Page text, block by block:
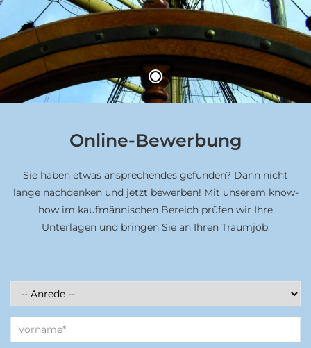
Online-Bewerbung
Sie haben etwas ansprechendes gefunden? Dann nicht
lange nachdenken und jetzt bewerben! Mit unserem know-
how im kaufmännischen Bereich prüfen wir Ihre
Unterlagen und bringen Sie an Ihren Traumjob.